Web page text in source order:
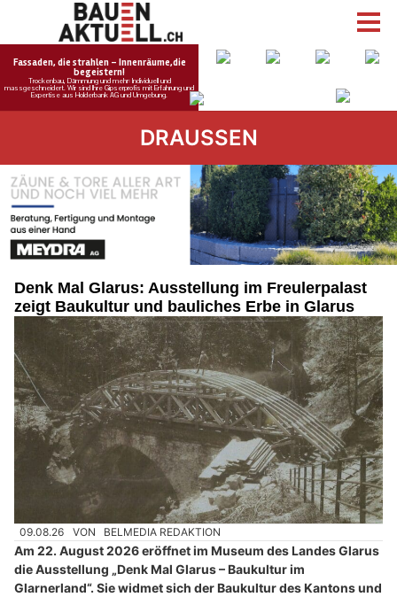
DRAUSSEN
Denk Mal Glarus: Ausstellung im Freulerpalast
zeigt Baukultur und bauliches Erbe in Glarus
09.08.26 VON BELMEDIA REDAKTION
Am 22. August 2026 eröffnet im Museum des Landes Glarus
die Ausstellung „Denk Mal Glarus – Baukultur im
Glarnerland“. Sie widmet sich der Baukultur des Kantons und